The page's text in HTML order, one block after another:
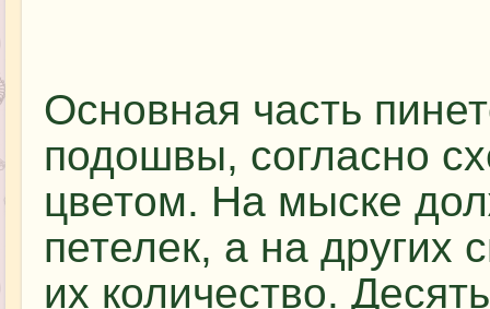
Основная часть
подошвы, согласно
цветом. На мыске
петелек, а на других
их количество.